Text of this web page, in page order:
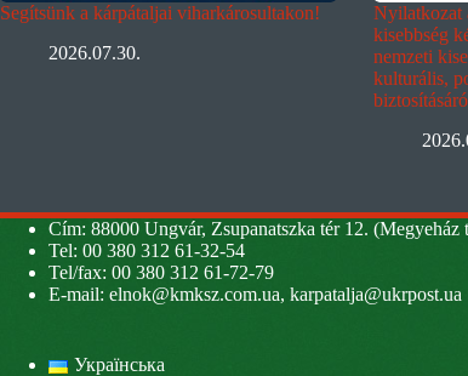
Segítsünk a kárpátaljai viharkárosultakon!
2026.07.30.
Nyilatkozat
kisebbség
nemzeti
kulturális,
Cím: 88000 Ungvár, Zsupanatszka tér 12. (Megyeház
Tel: 00 380 312 61-32-54
Tel/fax: 00 380 312 61-72-79
E-mail: elnok@kmksz.com.ua, karpatalja@ukrpost.ua
Українська